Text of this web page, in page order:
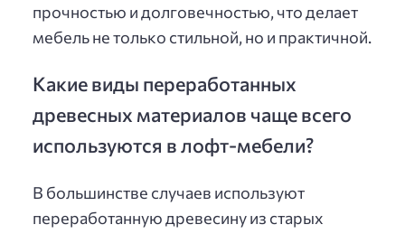
прочностью и долговечностью, что делает
мебель не только стильной, но и практичной.
Какие виды переработанных
древесных материалов чаще всего
используются в лофт-мебели?
В большинстве случаев используют
переработанную древесину из старых